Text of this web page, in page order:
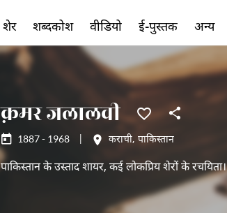
क़मर जलालवी
1887 - 1968 कराची, पाकिस्तान
पाकिस्तान के उस्ताद शायर, कई लोकप्रिय शेरों के रचयिता।
शेर शब्दकोश वीडियो ई-पुस्तक अन्य